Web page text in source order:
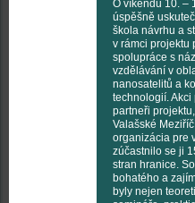
O víkendu 10. –
úspěšně
škola návrhu a
v rámci projektu
spolupráce s
vzdělávání v
nanosatelitů a
technologií.
partneři
Valašské
organizácia pre
zúčastnilo se ji
stran hranice.
bohatého a
byly nejen